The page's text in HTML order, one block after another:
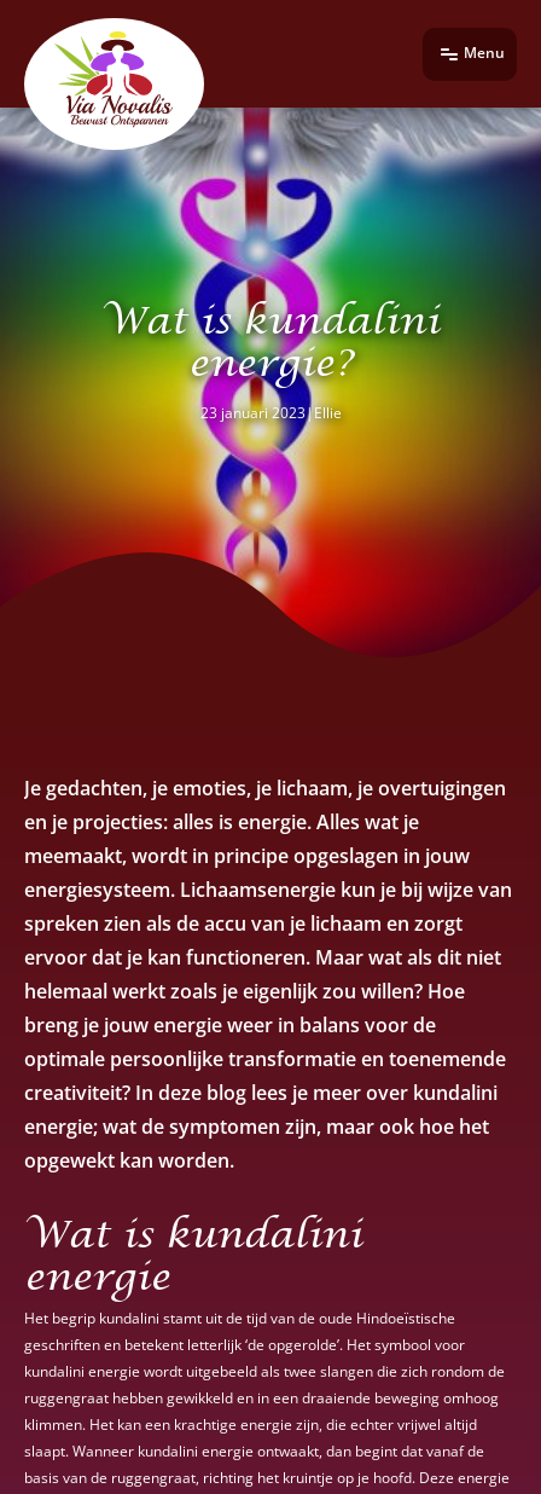
Menu
Wat is kundalini
energie?
23 januari 2023|Ellie
Je gedachten, je emoties, je lichaam, je overtuigingen
en je projecties: alles is energie. Alles wat je
meemaakt, wordt in principe opgeslagen in jouw
energiesysteem. Lichaamsenergie kun je bij wijze van
spreken zien als de accu van je lichaam en zorgt
ervoor dat je kan functioneren. Maar wat als dit niet
helemaal werkt zoals je eigenlijk zou willen? Hoe
breng je jouw energie weer in balans voor de
optimale persoonlijke transformatie en toenemende
creativiteit? In deze blog lees je meer over kundalini
energie; wat de symptomen zijn, maar ook hoe het
opgewekt kan worden.
Wat is kundalini
energie
Het begrip kundalini stamt uit de tijd van de oude Hindoeïstische
geschriften en betekent letterlijk ‘de opgerolde’. Het symbool voor
kundalini energie wordt uitgebeeld als twee slangen die zich rondom de
ruggengraat hebben gewikkeld en in een draaiende beweging omhoog
klimmen. Het kan een krachtige energie zijn, die echter vrijwel altijd
slaapt. Wanneer kundalini energie ontwaakt, dan begint dat vanaf de
basis van de ruggengraat, richting het kruintje op je hoofd. Deze energie